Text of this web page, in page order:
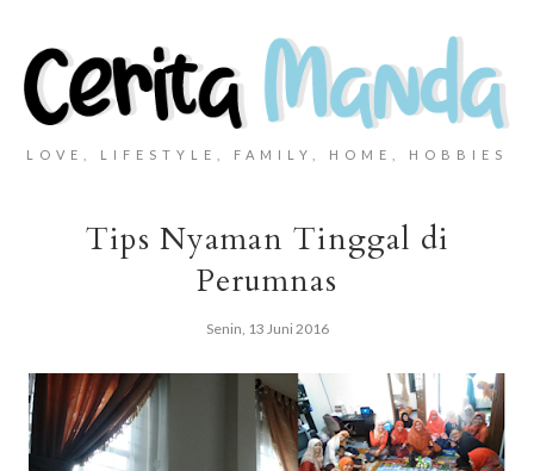
LOVE, LIFESTYLE, FAMILY, HOME, HOBBIES
Tips Nyaman Tinggal di
Perumnas
Senin, 13 Juni 2016